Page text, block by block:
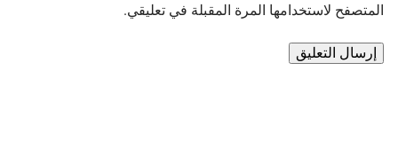
المتصفح لاستخدامها المرة المقبلة في تعليقي.